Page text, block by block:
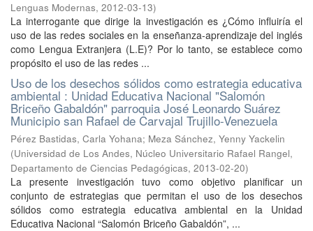
Lenguas Modernas, 2012-03-13)
La interrogante que dirige la investigación es ¿Cómo influiría el
uso de las redes sociales en la enseñanza-aprendizaje del inglés
como Lengua Extranjera (L.E)? Por lo tanto, se establece como
propósito el uso de las redes ...
Uso de los desechos sólidos como estrategia educativa
ambiental : Unidad Educativa Nacional "Salomón
Briceño Gabaldón" parroquia José Leonardo Suárez
Municipio san Rafael de Carvajal Trujillo-Venezuela
Pérez Bastidas, Carla Yohana; Meza Sánchez, Yenny Yackelin
(Universidad de Los Andes, Núcleo Universitario Rafael Rangel,
Departamento de Ciencias Pedagógicas, 2013-02-20)
La presente investigación tuvo como objetivo planificar un
conjunto de estrategias que permitan el uso de los desechos
sólidos como estrategia educativa ambiental en la Unidad
Educativa Nacional “Salomón Briceño Gabaldón”, ...